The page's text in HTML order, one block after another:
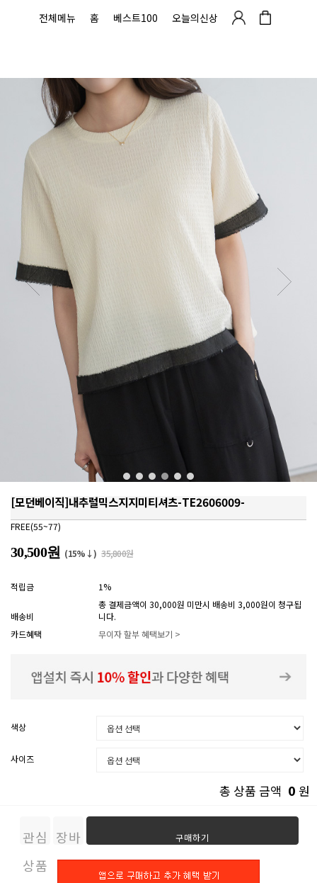
전체메뉴 홈 베스트100 오늘의신상
[모던베이직]내추럴믹스지지미티셔츠-TE2606009-
FREE(55~77)
30,500원 (15%↓) 35,800원
적립금 1%
배송비
총 결제금액이 30,000원 미만시 배송비 3,000원이 청구됩
니다.
카드혜택
무이자 할부 혜택보기 >
색상
사이즈
총 상품 금액 0 원
관심
상품
장바
구니
구매하기